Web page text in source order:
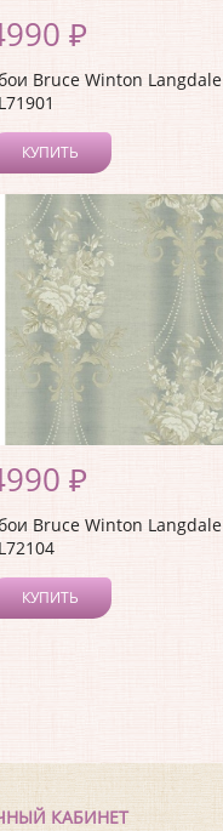
₽
Bruce Winton Langdale
КУПИТЬ
₽
Bruce Winton Langdale
КУПИТЬ
КАБИНЕТ